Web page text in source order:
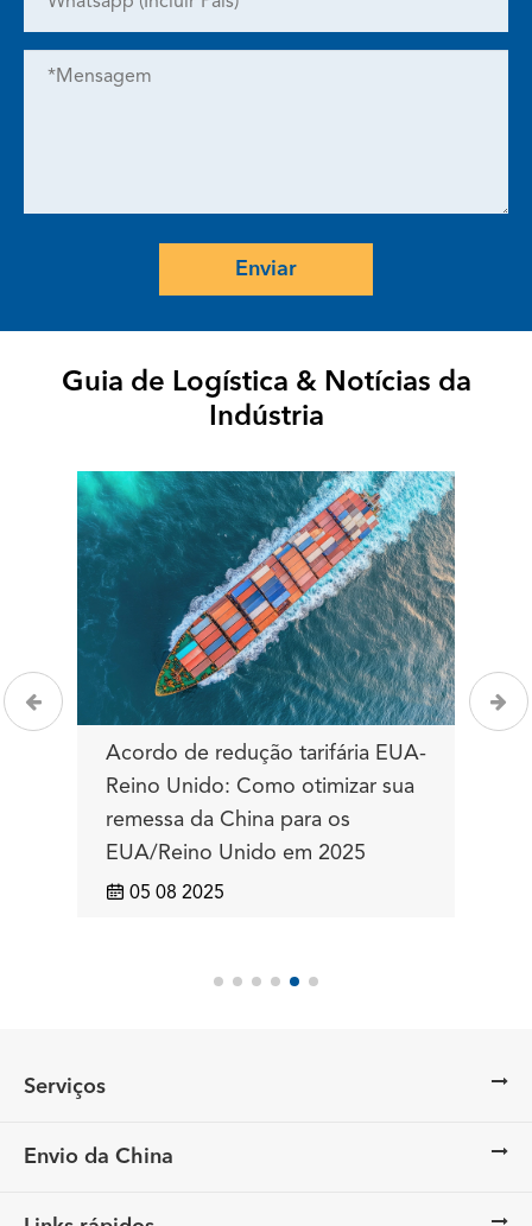
Enviar
Guia de Logística & Notícias da
Indústria
tarifária EUA-
otimizar sua
para os
em 2025
UPS adquire Andlauer
Group por US $1,6 bilhão
impulsionar a logística de
05 08 2025
Serviços
Envio da China